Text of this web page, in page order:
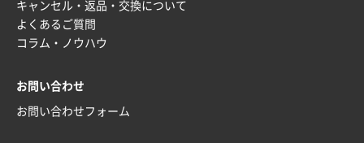
キャンセル・返品・交換について
よくあるご質問
コラム・ノウハウ
お問い合わせ
お問い合わせフォーム